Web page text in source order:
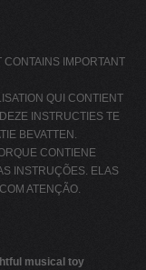
IMPORTANT
QUI CONTIENT
INSTRUCTIES TE
BEVATTEN.
CONTIENE
INSTRUÇÕES. ELAS
ATENÇÃO.
musical toy